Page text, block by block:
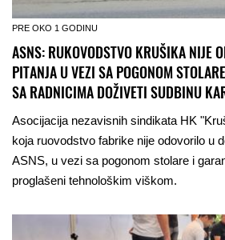
PRE OKO 1 GODINU
ASNS: RUKOVODSTVO KRUŠIKA NIJE
PITANJA U VEZI SA POGONOM
SA RADNICIMA DOŽIVETI SUDBINU
Asocijacija nezavisnih sindikata HK
koja ruovodstvo fabrike nije odovorilo u
ASNS, u vezi sa pogonom stolare i
proglašeni tehnološkim viškom.